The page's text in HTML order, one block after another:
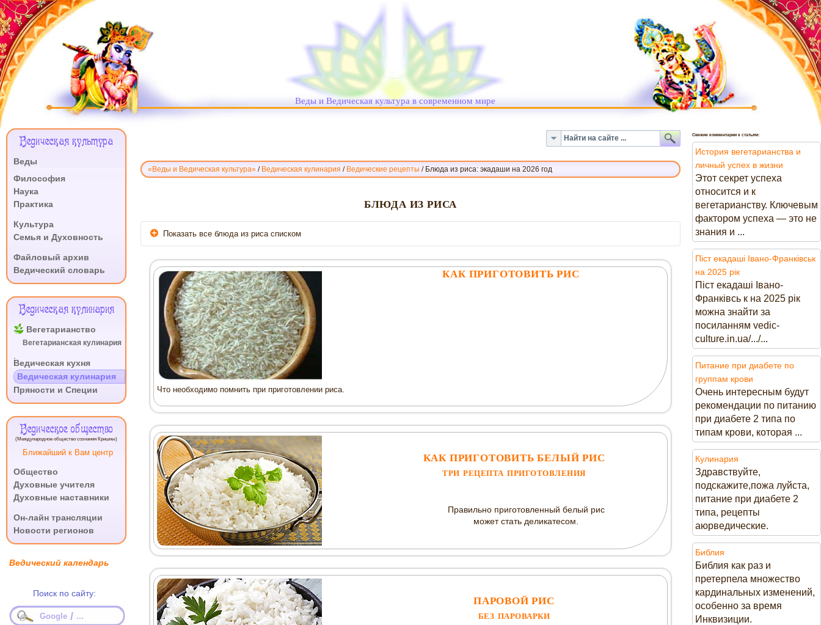
Веды и Ведическая культура в современном мире
«Веды и Ведическая культура» / Ведическая кулинария / Ведические рецепты / Блюда из риса: экадаши на 2026 год
РИСА
БЛЮДА ИЗ РИСА
Показать все блюда из риса списком
Как приготовить рис
Как приготовить белый рис
Паровой рис
Рис, запечённый с овощами
Пряный рис
Лимонный рис
Рис с йогуртом
Перец фаршированный рисом и морковью
Пикантный рис
Рис соте
Рис с черным перцем
Рис с кокосовым орехом
Рис с йогуртом и имбирем
Вегетарианский плов с сыром
Плов с зелёным горошком
Шафрановый рис
Рис со шпинатом
Рис с орехами и изюмом
Желтый рис рецепт
Сладкий плов с яблоками
Вегетарианский плов с овощами
КАК ПРИГОТОВИТЬ РИС
Что необходимо помнить при приготовлении риса.
КАК ПРИГОТОВИТЬ БЕЛЫЙ РИС
ТРИ РЕЦЕПТА ПРИГОТОВЛЕНИЯ
Правильно приготовленный белый рис
может стать деликатесом.
ПАРОВОЙ РИС
БЕЗ ПАРОВАРКИ
Меню
Ведическая культура
Веды
Философия
Наука
Практика
Культура
Семья и Духовность
Файловый архив
Ведический словарь
Ведическая кулинария
Вегетарианство
Вегетарианская кулинария
Ведическая кухня
Ведическая кулинария
Пряности и Специи
Ведическое общество
(Международное общество сознания Кришны)
Ближайший к Вам центр
Общество
Духовные учителя
Духовные наставники
Он-лайн трансляции
Новости регионов
Ведический календарь
Поиск по сайту:
Google / ...
Свежие комментарии к статьям:
История вегетарианства и
личный успех в жизни
Этот секрет успеха
относится и к
вегетарианству. Ключевым
фактором успеха — это не
знания и ...
Піст екадаші Івано-Франківськ
на 2025 рік
Піст екадаші Івано-
Франківсь к на 2025 рік
можна знайти за
посиланням vedic-
culture.in.ua/.../...
Питание при диабете по
группам крови
Очень интересным будут
рекомендации по питанию
при диабете 2 типа по
типам крови, которая ...
Кулинария
Здравствуйте,
подскажите,пожа луйста,
питание при диабете 2
типа, рецепты
аюрведические.
Библия
Библия как раз и
претерпела множество
кардинальных изменений,
особенно за время
Инквизиции.